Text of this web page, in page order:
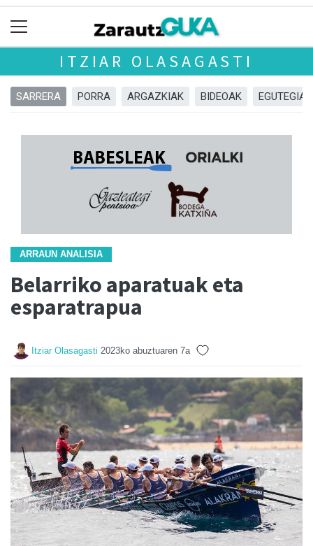
ITZIAR OLASAGASTI
SARRERA PORRA ARGAZKIAK BIDEOAK EGUTEGIA
ARRAUN ANALISIA
Belarriko aparatuak eta
esparatrapua
Itziar Olasagasti 2023ko abuztuaren 7a